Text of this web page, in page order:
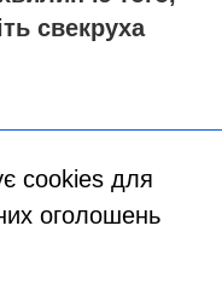
cookies для
оголошень